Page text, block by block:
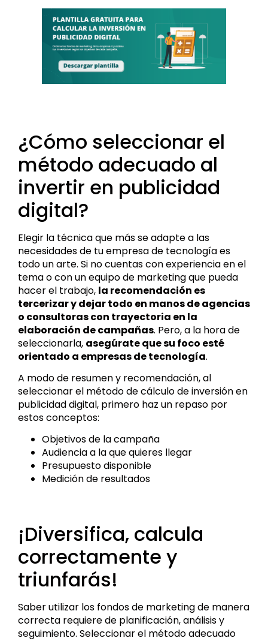
¿Cómo seleccionar el
método adecuado al
invertir en publicidad
digital?
Elegir la técnica que más se adapte a las
necesidades de tu empresa de tecnología es
todo un arte. Si no cuentas con experiencia en el
tema o con un equipo de marketing que pueda
hacer el trabajo, la recomendación es
tercerizar y dejar todo en manos de agencias
o consultoras con trayectoria en la
elaboración de campañas. Pero, a la hora de
seleccionarla, asegúrate que su foco esté
orientado a empresas de tecnología.
A modo de resumen y recomendación, al
seleccionar el método de cálculo de inversión en
publicidad digital, primero haz un repaso por
estos conceptos:
Objetivos de la campaña
Audiencia a la que quieres llegar
Presupuesto disponible
Medición de resultados
¡Diversifica, calcula
correctamente y
triunfarás!
Saber utilizar los fondos de marketing de manera
correcta requiere de planificación, análisis y
seguimiento. Seleccionar el método adecuado